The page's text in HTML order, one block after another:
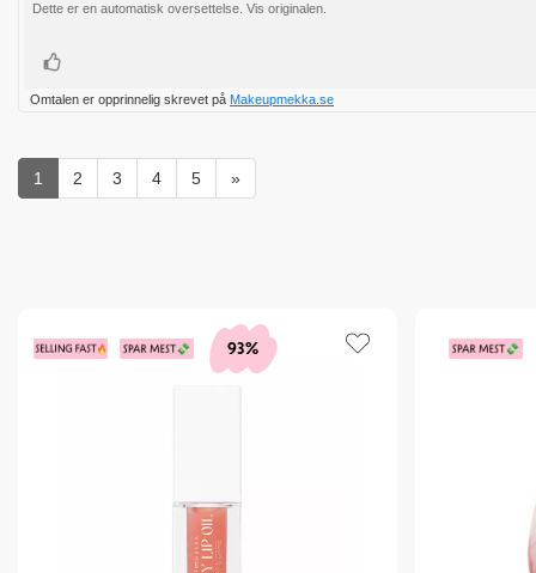
mulige
Dette er en automatisk oversettelse. Vis originalen.
Liker
Omtalen er opprinnelig skrevet på Makeupmekka.se
1 2 3 4 5 »
93%